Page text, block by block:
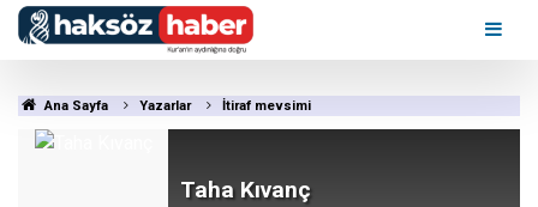
Ana Sayfa Yazarlar İtiraf mevsimi
Taha Kıvanç